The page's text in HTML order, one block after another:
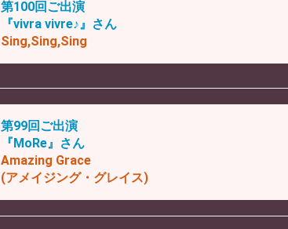
第100回ご出演
『vivra vivre♪』さん
Sing,Sing,Sing
第99回ご出演
『MoRe』さん
Amazing Grace
(アメイジング・グレイス)